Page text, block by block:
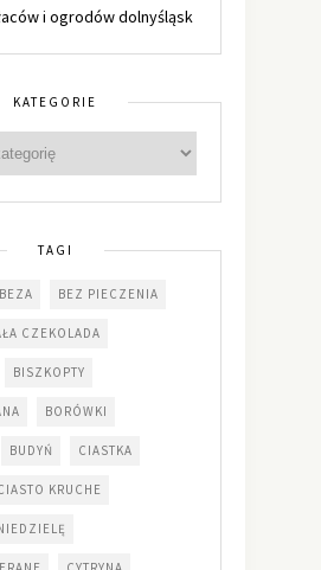
i ogrodów dolnyśląsk
KATEGORIE
TAGI
BEZA BEZ PIECZENIA
CZEKOLADA
BISZKOPTY
BORÓWKI
BUDYŃ CIASTKA
KRUCHE